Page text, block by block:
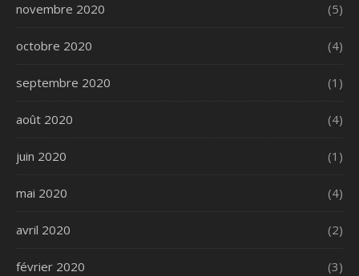
novembre 2020 (5)
octobre 2020 (4)
septembre 2020 (1)
août 2020 (4)
juin 2020 (1)
mai 2020 (4)
avril 2020 (2)
février 2020 (3)